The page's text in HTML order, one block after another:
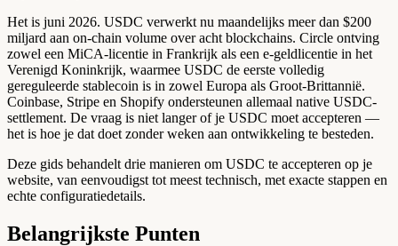
Het is juni 2026. USDC verwerkt nu maandelijks meer dan $200
miljard aan on-chain volume over acht blockchains. Circle ontving
zowel een MiCA-licentie in Frankrijk als een e-geldlicentie in het
Verenigd Koninkrijk, waarmee USDC de eerste volledig
gereguleerde stablecoin is in zowel Europa als Groot-Brittannië.
Coinbase, Stripe en Shopify ondersteunen allemaal native USDC-
settlement. De vraag is niet langer of je USDC moet accepteren —
het is hoe je dat doet zonder weken aan ontwikkeling te besteden.
Deze gids behandelt drie manieren om USDC te accepteren op je
website, van eenvoudigst tot meest technisch, met exacte stappen en
echte configuratiedetails.
Belangrijkste Punten